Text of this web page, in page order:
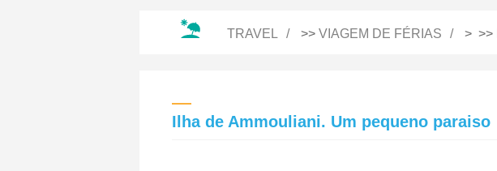
TRAVEL >> VIAGEM DE FÉRIAS > >>
Ilha de Ammouliani. Um pequeno paraiso